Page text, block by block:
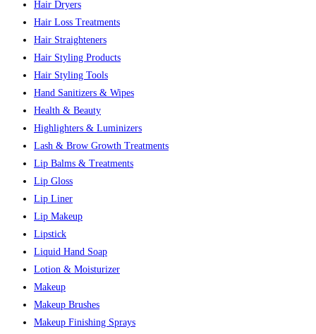
Hair Dryers
Hair Loss Treatments
Hair Straighteners
Hair Styling Products
Hair Styling Tools
Hand Sanitizers & Wipes
Health & Beauty
Highlighters & Luminizers
Lash & Brow Growth Treatments
Lip Balms & Treatments
Lip Gloss
Lip Liner
Lip Makeup
Lipstick
Liquid Hand Soap
Lotion & Moisturizer
Makeup
Makeup Brushes
Makeup Finishing Sprays